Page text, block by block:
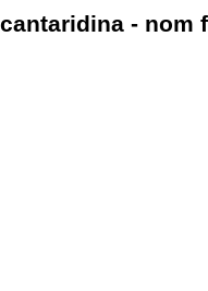
cantaridina - nom